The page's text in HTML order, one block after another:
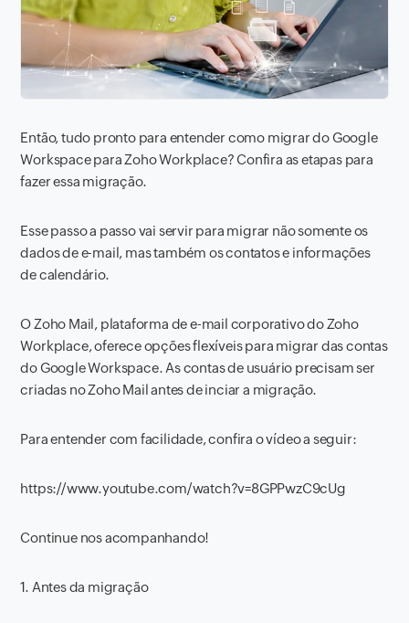
Então, tudo pronto para entender como migrar do Google
Workspace para Zoho Workplace? Confira as etapas para
fazer essa migração.
Esse passo a passo vai servir para migrar não somente os
dados de e-mail, mas também os contatos e informações
de calendário.
O Zoho Mail, plataforma de e-mail corporativo do Zoho
Workplace, oferece opções flexíveis para migrar das contas
do Google Workspace. As contas de usuário precisam ser
criadas no Zoho Mail antes de inciar a migração.
Para entender com facilidade, confira o vídeo a seguir:
https://www.youtube.com/watch?v=8GPPwzC9cUg
Continue nos acompanhando!
1. Antes da migração